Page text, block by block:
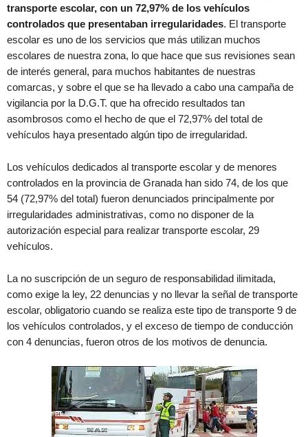
transporte escolar, con un 72,97% de los vehículos
controlados que presentaban irregularidades. El transporte
escolar es uno de los servicios que más utilizan muchos
escolares de nuestra zona, lo que hace que sus revisiones sean
de interés general, para muchos habitantes de nuestras
comarcas, y sobre el que se ha llevado a cabo una campaña de
vigilancia por la D.G.T. que ha ofrecido resultados tan
asombrosos como el hecho de que el 72,97% del total de
vehículos haya presentado algún tipo de irregularidad.
Los vehículos dedicados al transporte escolar y de menores
controlados en la provincia de Granada han sido 74, de los que
54 (72,97% del total) fueron denunciados principalmente por
irregularidades administrativas, como no disponer de la
autorización especial para realizar transporte escolar, 29
vehículos.
La no suscripción de un seguro de responsabilidad ilimitada,
como exige la ley, 22 denuncias y no llevar la señal de transporte
escolar, obligatorio cuando se realiza este tipo de transporte 9 de
los vehículos controlados, y el exceso de tiempo de conducción
con 4 denuncias, fueron otros de los motivos de denuncia.